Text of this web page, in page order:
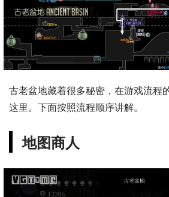
古老盆地藏着很多秘密，在游戏流程
这里。下面按照流程顺序讲解。
地图商人